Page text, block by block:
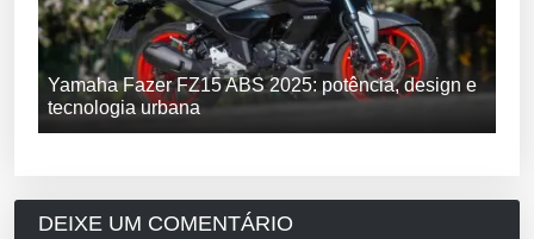
Yamaha Fazer FZ15 ABS 2025: potência, design e
tecnologia urbana
DEIXE UM COMENTÁRIO